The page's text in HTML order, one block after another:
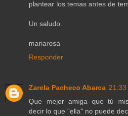
plantear los temas antes de
Un saludo.
mariarosa
Responder
Zarela Pacheco Abarca 21:33
Que mejor amiga que tú
decir lo que "ella" no puede